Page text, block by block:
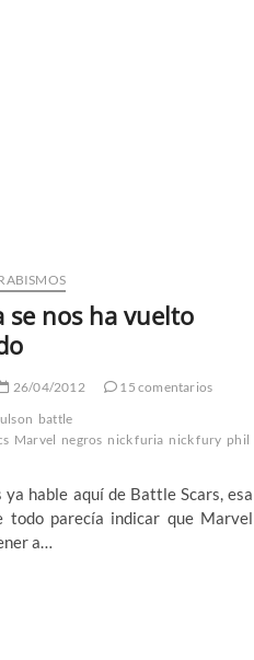
se nos ha vuelto
26/04/2012
15 comentarios
battle
Marvel negros nick furia nick fury phil
ya hable aquí de Battle Scars, esa
todo parecía indicar que Marvel
a…